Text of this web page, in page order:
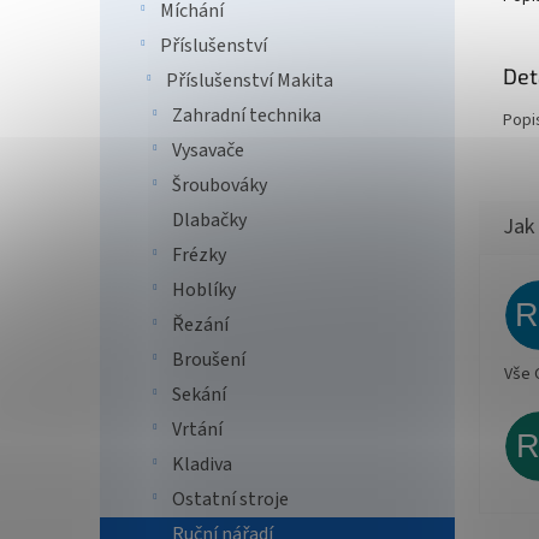
Míchání
Příslušenství
Příslušenství Makita
Zahradní technika
Vysavače
Šroubováky
Dlabačky
Frézky
Hoblíky
Řezání
Broušení
Sekání
Vrtání
Kladiva
Ostatní stroje
Vše